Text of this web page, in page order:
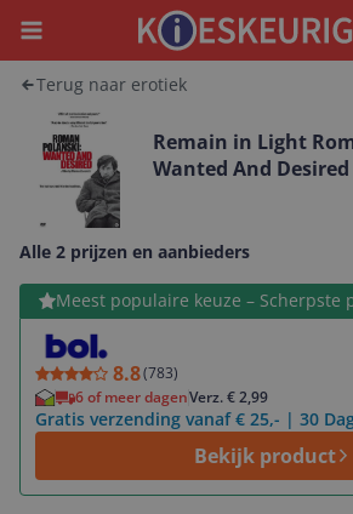
Menu
Terug naar erotiek
Remain in Light
Wanted And Desired
Alle 2 prijzen en aanbieders
Meest populaire keuze – Scherpste
8.8(783)
6 of meer dagenVerz. € 2,99
Gratis verzending vanaf € 25,- | 30
Bekijk product
Bekijk product